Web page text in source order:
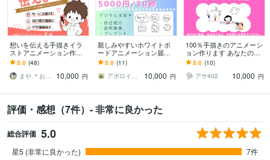
想いを伝える手描きイラ
ストアニメーション作成
します 温かみあふれる手
描きイラストで差別化！
原稿作りもお手伝い！
5.0 (48)
まや ＊おえかきイラストアニメーション＊
10,000 円
親しみやすいホワイトボ
ードアニメーション届け
ます 30秒5000円！シンプ
ルで温かみのあるアニメ
ーション
5.0 (11)
アポロイ apolloy
10,000 円
100％手描きのアニメーシ
ョン作ります あなたの想
いに寄り添ったアニメー
ション動画を作成します
5.0 (10)
アサ402
10,000 円
評価・感想（7件）- 非常に良かった
総合評価 5.0
星5 (非常に良かった)
7件